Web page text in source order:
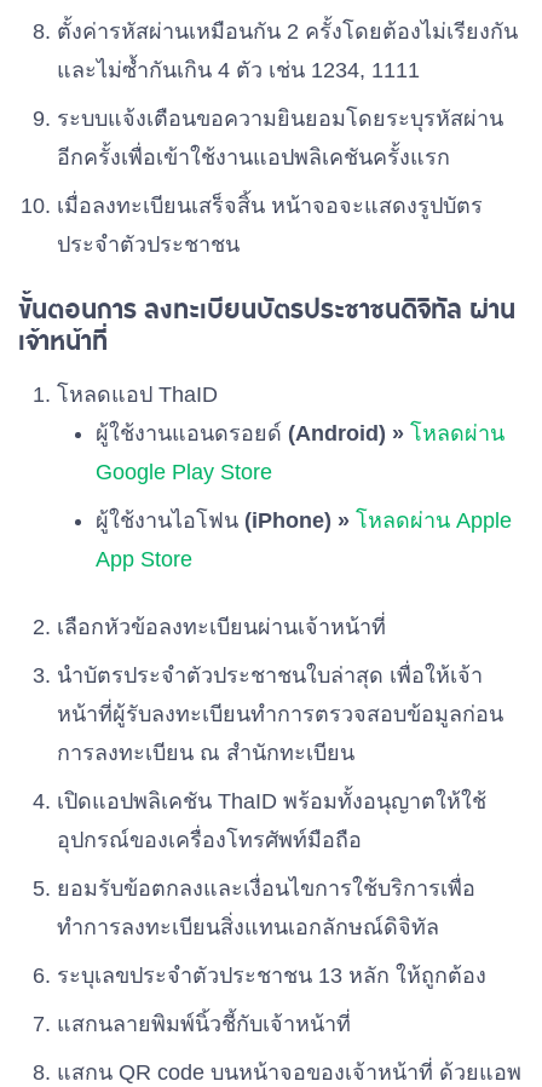
เบอร์ 53 พรรคพลังสังคม
เบอร์ 54 พรรคภราดรภาพ
เบอร์ 55
เบอร์ 56
เบอร์ 57 พรรคพลังเพื่อไทย
เบอร์ 58 พรรคสังคมประชาธิปไตยไทย
เบอร์ 59 พรรคช่วยชาติ
พรรคความหวังใหม่
เบอร์ 61 พรรคคลองไทย
เบอร์ 62 พรรคพลังไทยรักชาติ
เบอร์ 63 พรรคประชากรไทย
ตั้งค่ารหัสผ่านเหมือนกัน 2 ครั้งโดยต้องไม่เรียงกัน
และไม่ซ้ำกันเกิน 4 ตัว เช่น 1234, 1111
ระบบแจ้งเตือนขอความยินยอมโดยระบุรหัสผ่าน
อีกครั้งเพื่อเข้าใช้งานแอปพลิเคชันครั้งแรก
เมื่อลงทะเบียนเสร็จสิ้น หน้าจอจะแสดงรูปบัตร
ประจำตัวประชาชน
ขั้นตอนการ ลงทะเบียนบัตรประชาชนดิจิทัล ผ่าน
เจ้าหน้าที่
โหลดแอป ThaID
ผู้ใช้งานแอนดรอยด์ (Android) » โหลดผ่าน
Google Play Store
ผู้ใช้งานไอโฟน (iPhone) » โหลดผ่าน Apple
App Store
เลือกหัวข้อลงทะเบียนผ่านเจ้าหน้าที่
นำบัตรประจำตัวประชาชนใบล่าสุด เพื่อให้เจ้า
หน้าที่ผู้รับลงทะเบียนทำการตรวจสอบข้อมูลก่อน
การลงทะเบียน ณ สำนักทะเบียน
เปิดแอปพลิเคชัน ThaID พร้อมทั้งอนุญาตให้ใช้
อุปกรณ์ของเครื่องโทรศัพท์มือถือ
ยอมรับข้อตกลงและเงื่อนไขการใช้บริการเพื่อ
ทำการลงทะเบียนสิ่งแทนเอกลักษณ์ดิจิทัล
ระบุเลขประจำตัวประชาชน 13 หลัก ให้ถูกต้อง
แสกนลายพิมพ์นิ้วชี้กับเจ้าหน้าที่
แสกน QR code บนหน้าจอของเจ้าหน้าที่ ด้วยแอพ